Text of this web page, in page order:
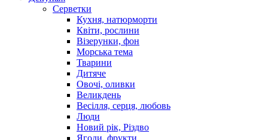
Серветки
Кухня, натюрморти
Квіти, рослини
Візерунки, фон
Морська тема
Тварини
Дитяче
Овочі, оливки
Великдень
Весілля, серця, любовь
Люди
Новий рік, Різдво
Ягоди, фрукти